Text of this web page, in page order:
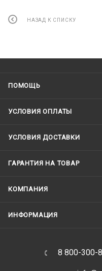
НАЗАД К СПИСКУ
ПОМОЩЬ
УСЛОВИЯ ОПЛАТЫ
УСЛОВИЯ ДОСТАВКИ
ГАРАНТИЯ НА ТОВАР
КОМПАНИЯ
ИНФОРМАЦИЯ
8 800-300-